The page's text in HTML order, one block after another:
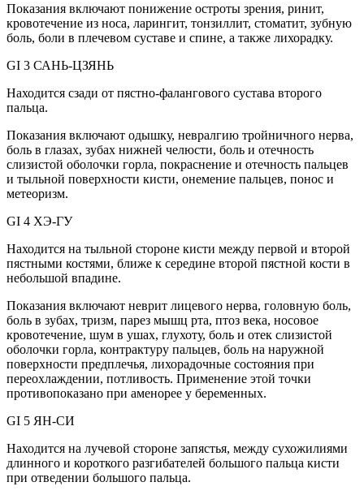
Показания включают понижение остроты зрения, ринит,
кровотечение из носа, ларингит, тонзиллит, стоматит, зубную
боль, боли в плечевом суставе и спине, а также лихорадку.
GI 3 САНЬ-ЦЗЯНЬ
Находится сзади от пястно-фалангового сустава второго
пальца.
Показания включают одышку, невралгию тройничного нерва,
боль в глазах, зубах нижней челюсти, боль и отечность
слизистой оболочки горла, покраснение и отечность пальцев
и тыльной поверхности кисти, онемение пальцев, понос и
метеоризм.
GI 4 ХЭ-ГУ
Находится на тыльной стороне кисти между первой и второй
пястными костями, ближе к середине второй пястной кости в
небольшой впадине.
Показания включают неврит лицевого нерва, головную боль,
боль в зубах, тризм, парез мышц рта, птоз века, носовое
кровотечение, шум в ушах, глухоту, боль и отек слизистой
оболочки горла, контрактуру пальцев, боль на наружной
поверхности предплечья, лихорадочные состояния при
переохлаждении, потливость. Применение этой точки
противопоказано при аменорее у беременных.
GI 5 ЯН-СИ
Находится на лучевой стороне запястья, между сухожилиями
длинного и короткого разгибателей большого пальца кисти
при отведении большого пальца.